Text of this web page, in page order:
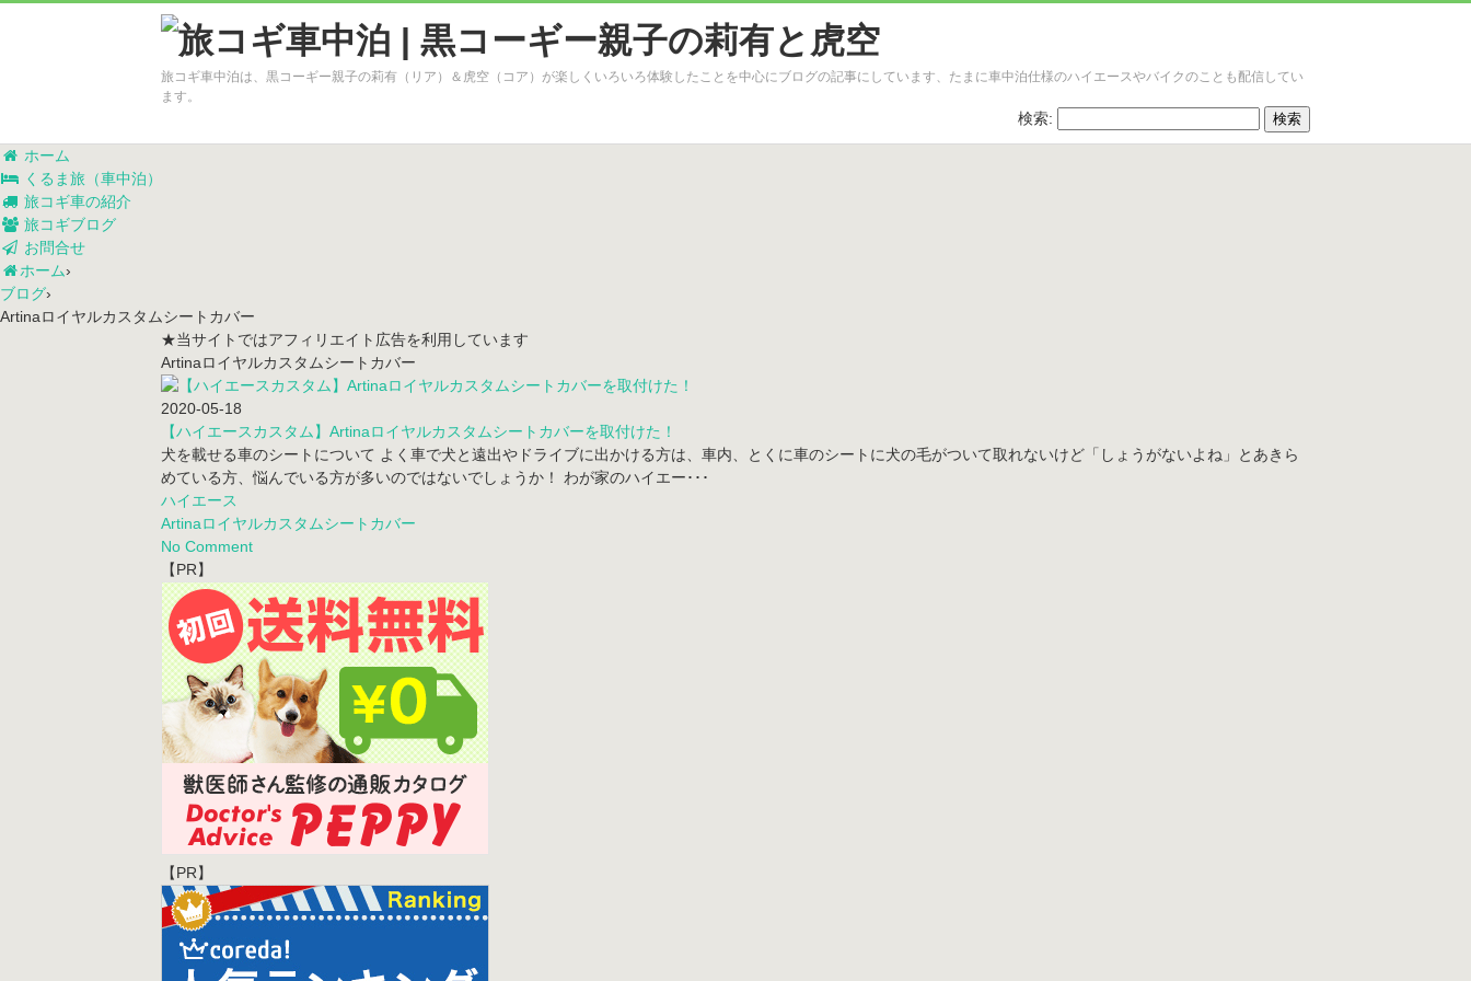
旅コギ車中泊は、黒コーギー親子の莉有（リア）＆虎空（コア）が楽しくいろいろ体験したことを中心にブログの記事にしています、たまに車中泊仕様のハイエースやバイクのことも配信してい
ます。
検索:
ホーム
くるま旅（車中泊）
旅コギ車の紹介
旅コギブログ
お問合せ
ホーム›
ブログ›
Artinaロイヤルカスタムシートカバー
★当サイトではアフィリエイト広告を利用しています
Artinaロイヤルカスタムシートカバー
2020-05-18
【ハイエースカスタム】Artinaロイヤルカスタムシートカバーを取付けた！
犬を載せる車のシートについて よく車で犬と遠出やドライブに出かける方は、車内、とくに車のシートに犬の毛がついて取れないけど「しょうがないよね」とあきら
めている方、悩んでいる方が多いのではないでしょうか！ わが家のハイエー･･･
ハイエース
Artinaロイヤルカスタムシートカバー
No Comment
【PR】
【PR】